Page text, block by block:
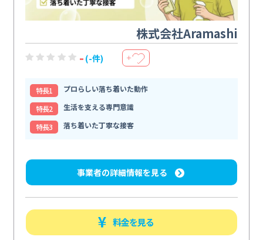
株式会社Aramashi
- (-件) ＋
特⻑1
プロらしい落ち着いた動作
特⻑2
生活を支える専門意識
特⻑3
落ち着いた丁寧な接客
事業者の詳細情報を見る
料金を見る